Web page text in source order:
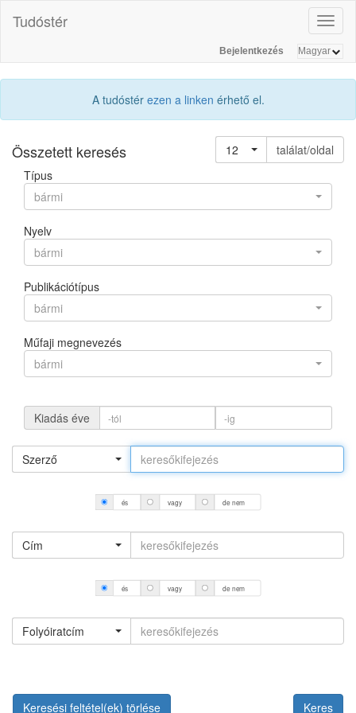
Tudóstér
Bejelentkezés
A tudóstér ezen a linken érhető el.
Összetett keresés 12
találat/oldal
Típus
bármi
Nyelv
bármi
Publikációtípus
bármi
Műfaji megnevezés
bármi
Kiadás éve
Szerző
és vagy de nem
Cím
és vagy de nem
Folyóiratcím
Keresési feltétel(ek) törlése